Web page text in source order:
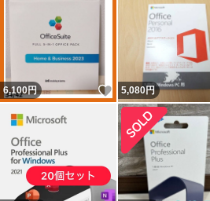
6,100円 いいね！
5,080円